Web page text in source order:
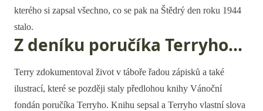
kterého si zapsal všechno, co se pak na Štědrý den roku 1944
stalo.
Z deníku poručíka Terryho...
Terry zdokumentoval život v táboře řadou zápisků a také
ilustrací, které se později staly předlohou knihy Vánoční
fondán poručíka Terryho. Knihu sepsal a Terryho vlastní slova